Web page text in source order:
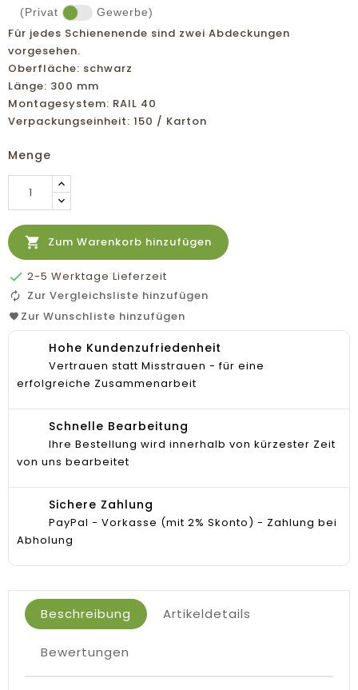
(Privat Gewerbe)
Für jedes Schienenende sind zwei Abdeckungen
vorgesehen.
Oberfläche: schwarz
Länge: 300 mm
Montagesystem: RAIL 40
Verpackungseinheit: 150 / Karton
Menge
 Zum Warenkorb hinzufügen
 2-5 Werktage Lieferzeit
Zur Vergleichsliste hinzufügen
Zur Wunschliste hinzufügen
Hohe Kundenzufriedenheit
Vertrauen statt Misstrauen - für eine
erfolgreiche Zusammenarbeit
Schnelle Bearbeitung
Ihre Bestellung wird innerhalb von kürzester Zeit
von uns bearbeitet
Sichere Zahlung
PayPal - Vorkasse (mit 2% Skonto) - Zahlung bei
Abholung
Beschreibung Artikeldetails
Bewertungen